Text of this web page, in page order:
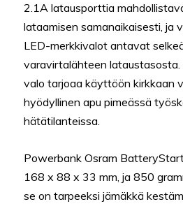
2.1A latausporttia
lataamisen samanaikaisesti, ja
LED-merkkivalot antavat
varavirtalähteen lataustasosta.
valo tarjoaa käyttöön kirkkaan
hyödyllinen apu pimeässä
hätätilanteissa.
Powerbank Osram
168 x 88 x 33 mm, ja 850
se on tarpeeksi jämäkkä